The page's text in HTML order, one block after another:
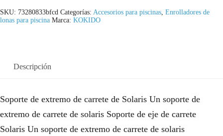
SKU: 73280833bfcd Categorías: Accesorios para piscinas, Enrolladores de
lonas para piscina Marca: KOKIDO
Descripción
Soporte de extremo de carrete de Solaris Un soporte de
extremo de carrete de solaris Soporte de eje de carrete
Solaris Un soporte de extremo de carrete de solaris